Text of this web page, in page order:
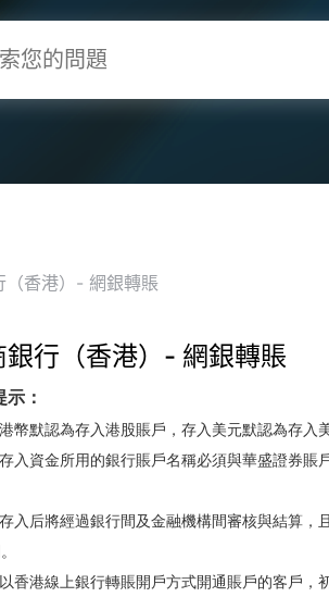
（香港）- 網銀轉賬
銀行（香港）- 網銀轉賬
示：
幣默認為存入港股賬戶，存入美元默認為存入
入資金所用的銀行賬戶名稱必須與華盛證券
入后將經過銀行間及金融機構間審核與結算，
香港線上銀行轉賬開戶方式開通賬戶的客戶，